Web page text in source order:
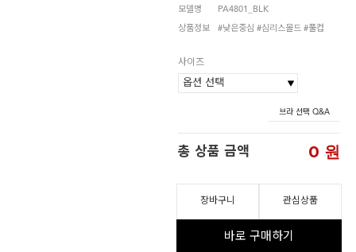
모델명 PA4801_BLK
상품정보 #낮은중심 #심리스몰드 #풀컵
사이즈
브라 선택 Q&A
총 상품 금액 0 원
장바구니 관심상품
바로 구매하기